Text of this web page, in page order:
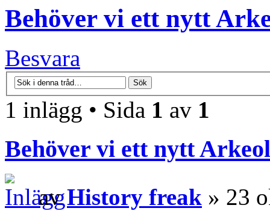
Behöver vi ett nytt
Besvara
1 inlägg • Sida 1 av 1
Behöver vi ett nytt
avHistory freak » 23